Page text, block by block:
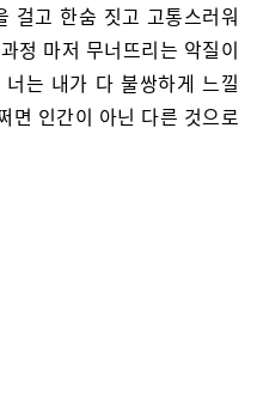
걸고 한숨 짓고 고통스러워
정 마저 무너뜨리는 악질이
는 내가 다 불쌍하게 느낄
면 인간이 아닌 다른 것으로